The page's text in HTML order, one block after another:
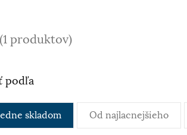
(1 produktov)
podľa
skladom Od najlacnejšieho